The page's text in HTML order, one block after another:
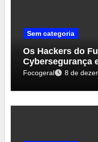
Sem categoria
Os Hackers do
Cybersegurança
Focogeral 8 de